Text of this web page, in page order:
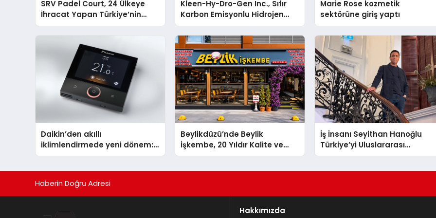
SRV Padel Court, 24 Ülkeye
İhracat Yapan Türkiye’nin
Padel Kortu Üretim Gücü
Kleen-Hy-Dro-Gen Inc., Sıfır
Karbon Emisyonlu Hidrojen
Isıtma Teknolojisinde ISO ve
TSSA Düzenleyici Onaylarını
Aldı
Marie Rose kozmetik
sektörüne giriş yaptı
Daikin’den akıllı
iklimlendirmede yeni dönem:
Madoka Plus Türkiye’de
Beylikdüzü’nde Beylik
İşkembe, 20 Yıldır Kalite ve
Lezzetin Değişmeyen Adresi
İş İnsanı Seyithan Hanoğlu
Türkiye’yi Uluslararası
Arenada Tanıtmayı
Haberin Doğru Adresi
Hakkımızda